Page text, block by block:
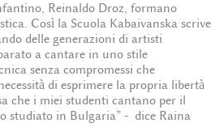
Reinaldo Droz, formano
Così la Scuola Kabaivanska scrive
delle generazioni di artisti
a cantare in uno stile
senza compromessi che
di esprimere la propria libertà
che i miei studenti cantano per il
studiato in Bulgaria” - dice Raina